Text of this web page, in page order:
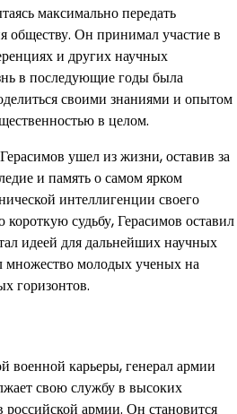
максимально передать
обществу. Он принимал участие в
и других научных
в последующие годы была
своими знаниями и опытом
в целом.
ушел из жизни, оставив за
и память о самом ярком
интеллигенции своего
судьбу, Герасимов оставил
идеей для дальнейших научных
множество молодых ученых на
горизонтов.
военной карьеры, генерал армии
свою службу в высоких
армии. Он становится